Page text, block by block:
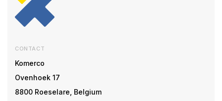
CONTACT
Komerco
Ovenhoek 17
8800 Roeselare, Belgium